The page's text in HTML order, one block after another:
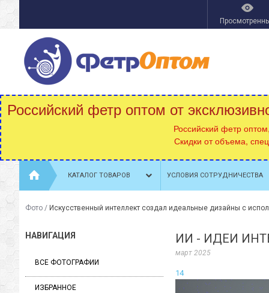
Российский фетр оптом от
Российский фетр
Скидки от объема,
КАТАЛОГ ТОВАРОВ УСЛОВИЯ СОТРУДНИЧЕСТВА
Фото / Искусственный интеллект создал идеальные дизайны с
НАВИГАЦИЯ
ВСЕ ФОТОГРАФИИ
ИЗБРАННОЕ
ИИ - ИДЕИ
март 2025
14